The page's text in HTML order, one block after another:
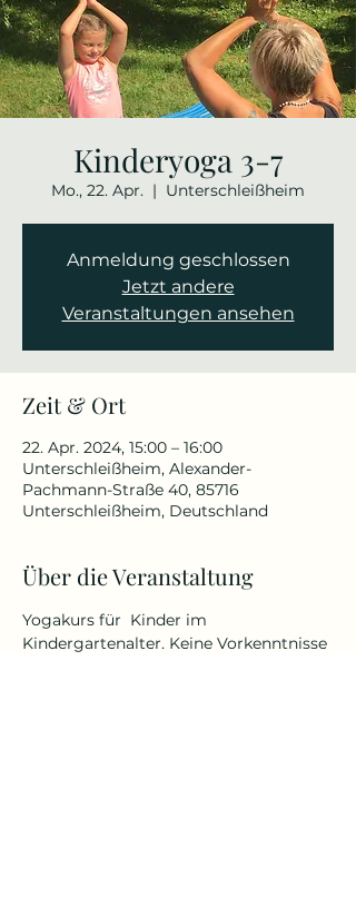
Kinderyoga 3-7
Mo., 22. Apr.
  |
Unterschleißheim
Anmeldung geschlossen
Jetzt andere
Veranstaltungen ansehen
Zeit & Ort
22. Apr. 2024, 15:00 – 16:00
Unterschleißheim, Alexander-
Pachmann-Straße 40, 85716
Unterschleißheim, Deutschland
Über die Veranstaltung
Yogakurs für  Kinder im
Kindergartenalter. Keine Vorkenntnisse